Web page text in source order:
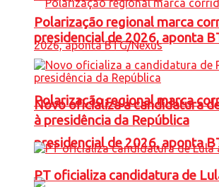
Polarização regional marca
presidencial de 2026, aponta
Polarização regional marca
presidencial de 2026, aponta
Novo oficializa a candidatura
à presidência da República
PT oficializa candidatura de